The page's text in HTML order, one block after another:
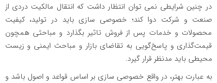
در چنین شرایطی نمی توان انتظار داشت که انتقال مالکیت دردی از
صنعت و شرکت دوا کند؛ خصوصی سازی باید در تولید، کیفیت
محصولات و خدمات پس از فروش تاثیر بگذارد و مباحثی همچون
قیمت‌گذاری و پاسخ‌گویی به تقاضای بازار و مباحث ایمنی و زیست
محیطی باید مدنظر قرار گیرد.
به عبارت بهتر، در واقع خصوصی سازی بر اساس قواعد و اصول باشد و